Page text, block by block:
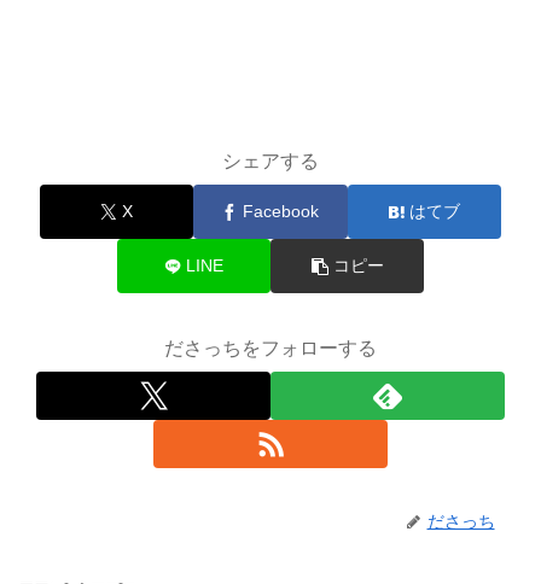
シェアする
X Facebook はてブ
LINE コピー
ださっちをフォローする
ださっち